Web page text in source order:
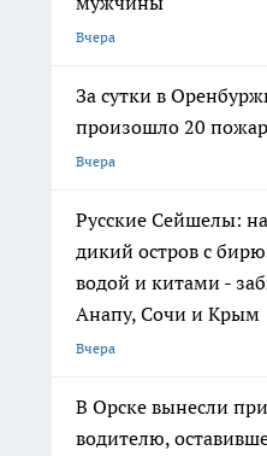
Вчера
За сутки в
произошло 20
Вчера
Русские Сейшелы:
дикий остров с
водой и китами -
Анапу, Сочи и Крым
Вчера
В Орске вынесли
водителю,